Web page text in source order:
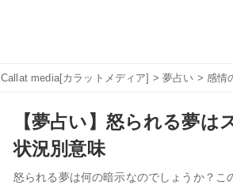
Callat media[カラットメディア] >夢占い > 感情
【夢占い】怒られる夢
状況別意味
怒られる夢は何の暗示なのでしょうか？